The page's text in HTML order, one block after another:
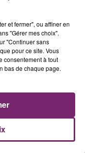
légales
et fermer", ou affiner en
"Gérer mes choix".
"Continuer sans
pour ce site. Vous
consentement à tout
bas de chaque page.